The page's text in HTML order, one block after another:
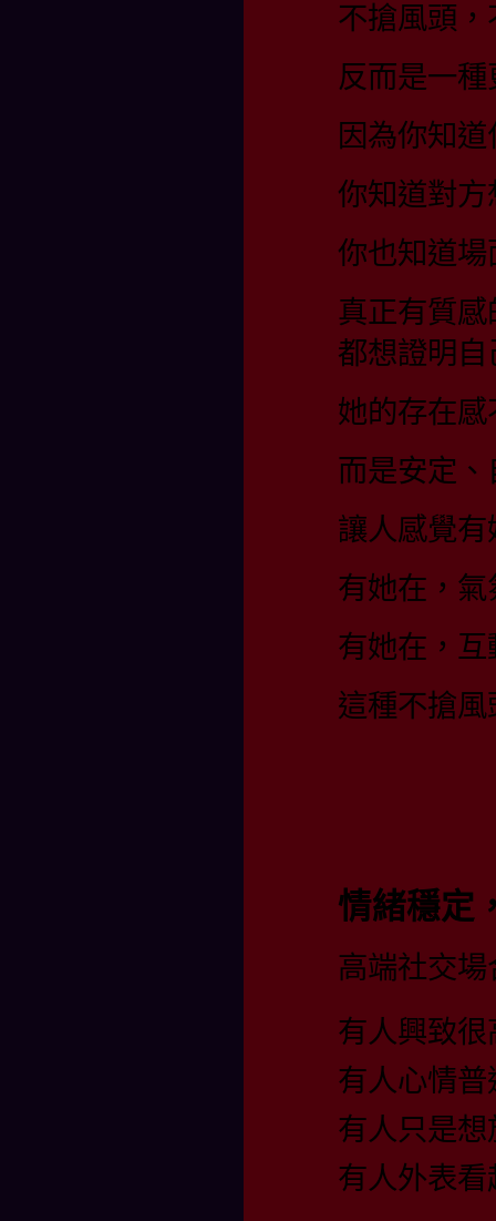
不搶風頭
反而是一
因為你知
你知道對
你也知道
真正有質
都想證明自
她的存在
而是安定
讓人感覺
有她在，
有她在，
這種不搶
情緒穩定
高端社交
有人興致很
有人心情普
有人只是
有人外表